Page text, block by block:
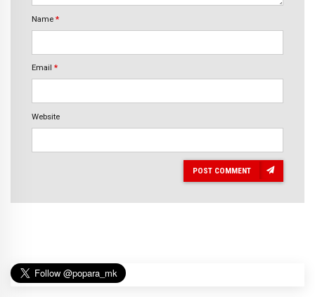
Name *
Email *
Website
POST COMMENT